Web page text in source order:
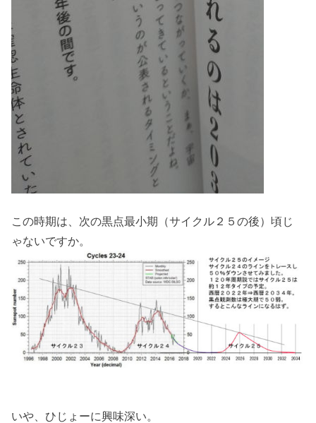
この時期は、次の黒点最小期（サイクル２５の後）頃じ
ゃないですか。
いや、ひじょーに興味深い。